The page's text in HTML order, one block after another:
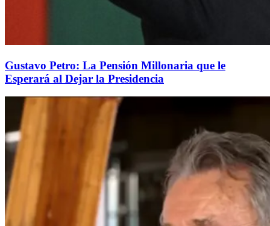
Gustavo Petro: La Pensión Millonaria que le
Esperará al Dejar la Presidencia